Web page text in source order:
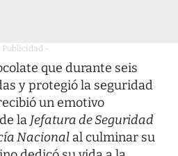
Publicidad -
que durante seis
y protegió la seguridad
un emotivo
la Jefatura de Seguridad
Nacional al culminar su